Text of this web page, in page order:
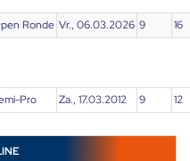
Ronde Vr., 06.03.2026 9 16
Pro Za., 17.03.2012 9 12